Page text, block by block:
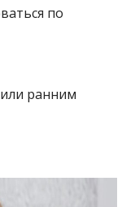
по
ранним